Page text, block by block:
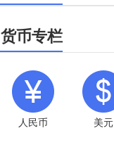
货币专栏
人民币 美元